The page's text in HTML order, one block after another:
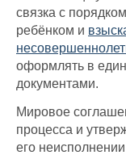
связка с
ребёнком и
оформлять в
документами.
Мировое
процесса и
его